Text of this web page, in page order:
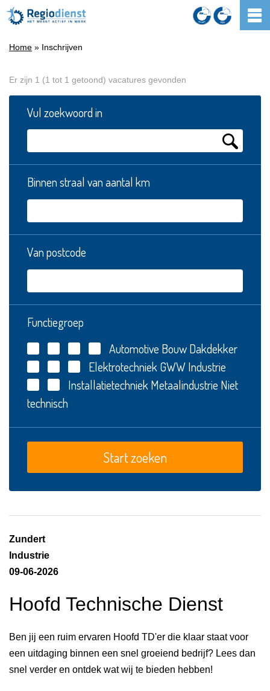
Home » Inschrijven
Er zijn 1 (1 tot 1 getoond) vacatures gevonden
Vul zoekwoord in
Binnen straal van aantal km
Van postcode
Functiegroep
Automotive BouwDakdekker
Elektrotechniek GWWIndustrie
Installatietechniek Metaalindustrie Niet
technisch
Zundert
Industrie
09-06-2026
Hoofd Technische Dienst
Ben jij een ruim ervaren Hoofd TD'er die klaar staat voor
een uitdaging binnen een snel groeiend bedrijf? Lees dan
snel verder en ontdek wat wij te bieden hebben!